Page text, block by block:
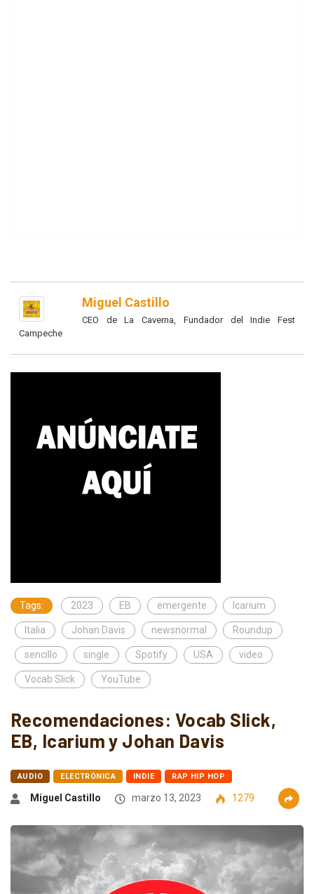
Miguel Castillo
CEO de La Caverna, Fundador del Indie Fest
Campeche
Tags: 2023 EB emergente Icarium
Italia Johan Davis newsnormal Roundup
sencillo single Spotify USA video
Vocab Slick YouTube
Recomendaciones: Vocab Slick,
EB, Icarium y Johan Davis
AUDIO ELECTRÓNICA INDIE RAP HIP HOP
Miguel Castillo marzo 13, 2023 1279